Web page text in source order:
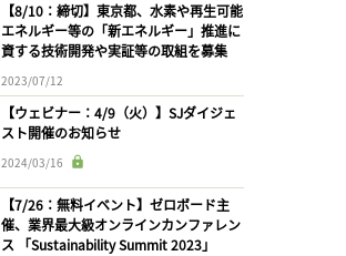
【8/10：締切】東京都、水素や再生可能
エネルギー等の「新エネルギー」推進に
資する技術開発や実証等の取組を募集
2023/07/12
【ウェビナー：4/9（火）】SJダイジェ
スト開催のお知らせ
2024/03/16
【7/26：無料イベント】ゼロボード主
催、業界最大級オンラインカンファレン
ス 「Sustainability Summit 2023」